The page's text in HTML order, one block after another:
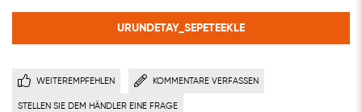
WEITEREMPFEHLEN KOMMENTARE VERFASSEN
STELLEN SIE DEM HÄNDLER EINE FRAGE